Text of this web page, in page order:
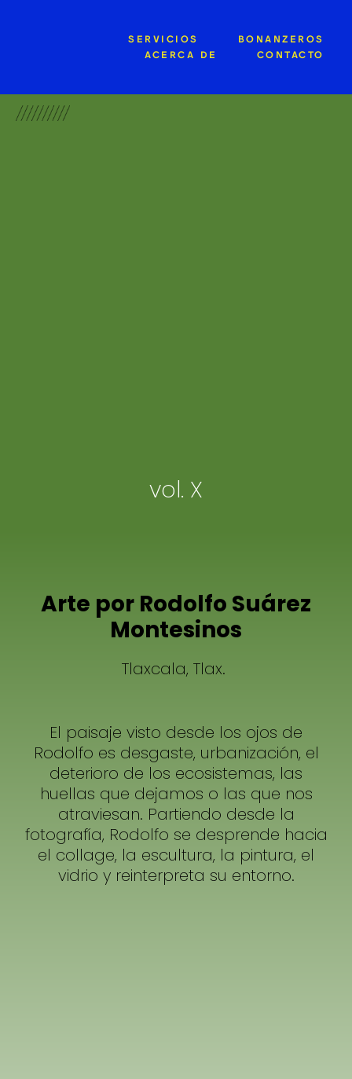
SERVICIOS
BONANZEROS
ACERCA DE
CONTACTO
vol. X
Arte por Rodolfo Suárez
Montesinos
Tlaxcala, Tlax.
El paisaje visto desde los ojos de
Rodolfo es desgaste, urbanización, el
deterioro de los ecosistemas, las
huellas que dejamos o las que nos
atraviesan. Partiendo desde la
fotografía, Rodolfo se desprende hacia
el collage, la escultura, la pintura, el
vidrio y reinterpreta su entorno.